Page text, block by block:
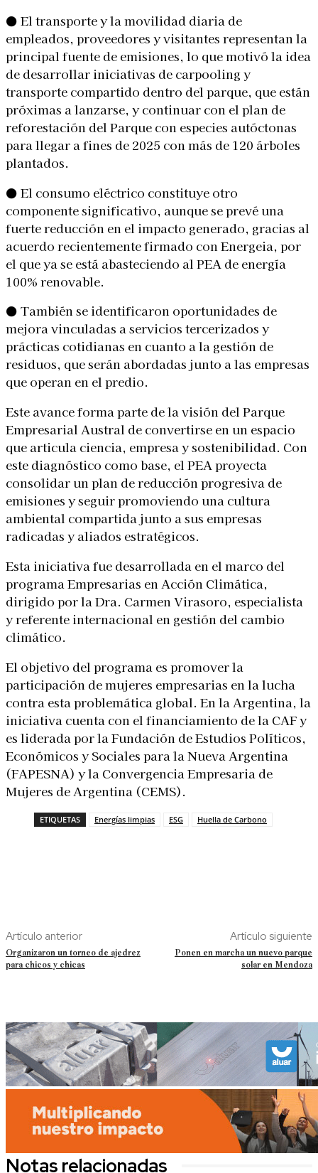
● El transporte y la movilidad diaria de
empleados, proveedores y visitantes representan la
principal fuente de emisiones, lo que motivó la idea
de desarrollar iniciativas de carpooling y
transporte compartido dentro del parque, que están
próximas a lanzarse, y continuar con el plan de
reforestación del Parque con especies autóctonas
para llegar a fines de 2025 con más de 120 árboles
plantados.
● El consumo eléctrico constituye otro
componente significativo, aunque se prevé una
fuerte reducción en el impacto generado, gracias al
acuerdo recientemente firmado con Energeia, por
el que ya se está abasteciendo al PEA de energía
100% renovable.
● También se identificaron oportunidades de
mejora vinculadas a servicios tercerizados y
prácticas cotidianas en cuanto a la gestión de
residuos, que serán abordadas junto a las empresas
que operan en el predio.
Este avance forma parte de la visión del Parque
Empresarial Austral de convertirse en un espacio
que articula ciencia, empresa y sostenibilidad. Con
este diagnóstico como base, el PEA proyecta
consolidar un plan de reducción progresiva de
emisiones y seguir promoviendo una cultura
ambiental compartida junto a sus empresas
radicadas y aliados estratégicos.
Esta iniciativa fue desarrollada en el marco del
programa Empresarias en Acción Climática,
dirigido por la Dra. Carmen Virasoro, especialista
y referente internacional en gestión del cambio
climático.
El objetivo del programa es promover la
participación de mujeres empresarias en la lucha
contra esta problemática global. En la Argentina, la
iniciativa cuenta con el financiamiento de la CAF y
es liderada por la Fundación de Estudios Políticos,
Económicos y Sociales para la Nueva Argentina
(FAPESNA) y la Convergencia Empresaria de
Mujeres de Argentina (CEMS).
ETIQUETAS Energías limpias ESG Huella de Carbono
Artículo anterior
Organizaron un torneo de ajedrez
para chicos y chicas
Artículo siguiente
Ponen en marcha un nuevo parque
solar en Mendoza
Notas relacionadas